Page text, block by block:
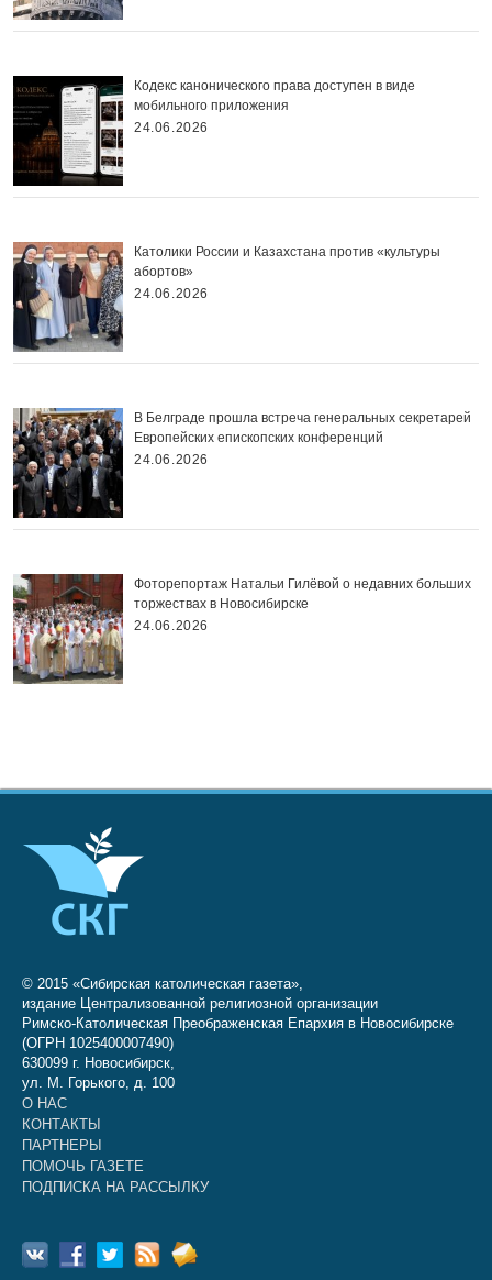
Кодекс канонического права доступен в виде
мобильного приложения
24.06.2026
Католики России и Казахстана против «культуры
абортов»
24.06.2026
В Белграде прошла встреча генеральных секретарей
Европейских епископских конференций
24.06.2026
Фоторепортаж Натальи Гилёвой о недавних больших
торжествах в Новосибирске
24.06.2026
© 2015 «Сибирская католическая газета»,
издание Централизованной религиозной организации
Римско-Католическая Преображенская Епархия в Новосибирске
(ОГРН 1025400007490)
630099 г. Новосибирск,
ул. М. Горького, д. 100
О НАС
КОНТАКТЫ
ПАРТНЕРЫ
ПОМОЧЬ ГАЗЕТЕ
ПОДПИСКА НА РАССЫЛКУ